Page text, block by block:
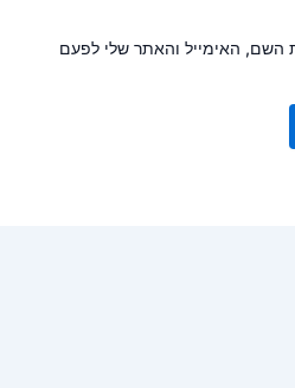
האימייל והאתר שלי לפעם